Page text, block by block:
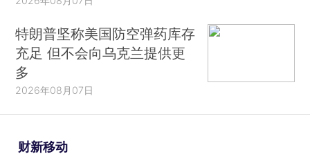
特朗普坚称美国防空弹药库存
充足 但不会向乌克兰提供更
多
2026年08月07日
财新移动